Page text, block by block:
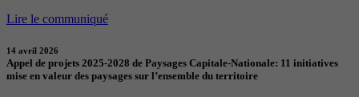
Lire le communiqué
14 avril 2026
Appel de projets 2025-2028 de Paysages Capitale-Nationale: 11 initiatives
mise en valeur des paysages sur l’ensemble du territoire